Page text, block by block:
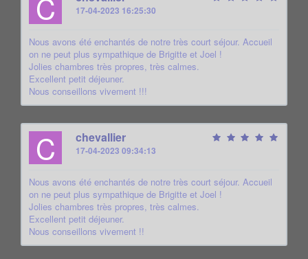
17-04-2023 16:25:30
Nous avons été enchantés de notre très court séjour. Accueil
on ne peut plus sympathique de Brigitte et Joel !
Jolies chambres très propres, très calmes.
Excellent petit déjeuner.
Nous conseillons vivement !!!
C chevallier
17-04-2023 09:34:13
Nous avons été enchantés de notre très court séjour. Accueil
on ne peut plus sympathique de Brigitte et Joel !
Jolies chambres très propres, très calmes.
Excellent petit déjeuner.
Nous conseillons vivement !!